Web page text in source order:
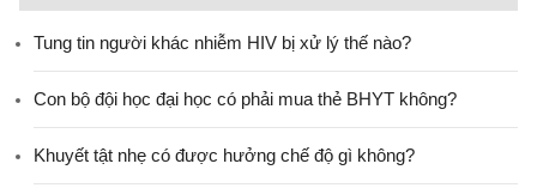
Tung tin người khác nhiễm HIV bị xử lý thế nào?
Con bộ đội học đại học có phải mua thẻ BHYT không?
Khuyết tật nhẹ có được hưởng chế độ gì không?